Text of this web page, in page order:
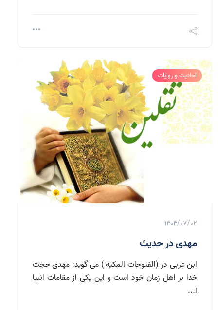
احادیث و روایات
1404/07/02
مهدی در حدیث
ابن عربی در (الفتوحات المکیه ) می گوید: مهدی حجت
خدا بر اهل زمان خود است و این یکی از مقامات انبیا
ا...